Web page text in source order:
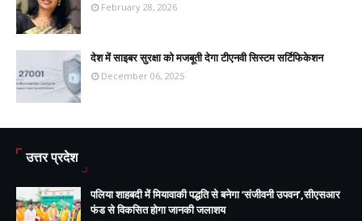
February 28, 2026
देश में साइबर सुरक्षा को मजबूती देगा टीएनवी सिस्टम सर्टिफिकेशन
December 06, 2025
उत्तर प्रदेश
पलिया शाहबदी में मियावाकी पद्धति से बनेगा ‘संजीवनी उपवन’,सीएसआर
फंड से विकसित होगा जानकी जलाशय